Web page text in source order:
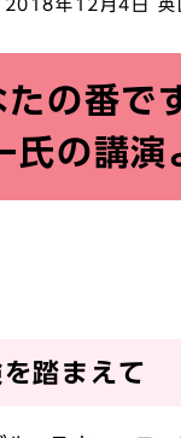
年12月4日 英
の番で
氏の講演
踏まえて